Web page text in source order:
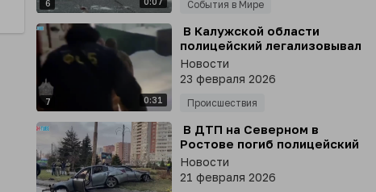
6 События в Мире
7 0:31
⁣ В Калужской области
полицейский легализовывал
иностранных специалистов
за взятки
Новости
23 февраля 2026
Происшествия
⁣ В ДТП на Северном в
Ростове погиб полицейский
и двое пассажиров
Новости
21 февраля 2026